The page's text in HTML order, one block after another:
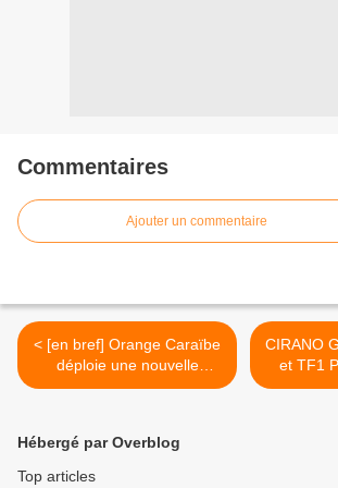
Commentaires
Ajouter un commentaire
< [en bref] Orange Caraïbe
déploie une nouvelle
antenne-relais en
CIRANO
et TF1
pour
Hébergé par Overblog
Top articles